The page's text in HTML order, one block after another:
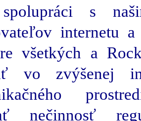
s
internetu
všetkých a
vo zvýšenej
nečinnosť